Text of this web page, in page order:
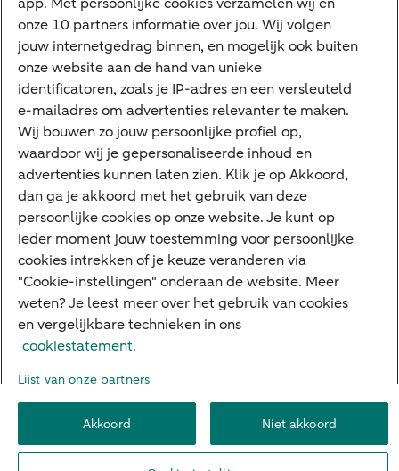
Tikkie
Apple Pay
Google Pay
Veilig bankieren
Meest gezocht
Hypotheek berekenen
E.dentifier
Jaaroverzicht
Rood staan
Over ABN AMRO
Werken bij ABN AMRO
DuurzaamheidVeiligheidPrivacy DisclaimerCookie-instellingen
onze 10 partners informatie over jou. Wij volgen
jouw internetgedrag binnen, en mogelijk ook buiten
onze website aan de hand van unieke
identificatoren, zoals je IP-adres en een versleuteld
e-mailadres om advertenties relevanter te maken.
Wij bouwen zo jouw persoonlijke profiel op,
waardoor wij je gepersonaliseerde inhoud en
advertenties kunnen laten zien. Klik je op Akkoord,
dan ga je akkoord met het gebruik van deze
persoonlijke cookies op onze website. Je kunt op
ieder moment jouw toestemming voor persoonlijke
cookies intrekken of je keuze veranderen via
"Cookie-instellingen" onderaan de website. Meer
weten? Je leest meer over het gebruik van cookies
en vergelijkbare technieken in ons
cookiestatement.
Lijst van onze partners
Akkoord Niet akkoord